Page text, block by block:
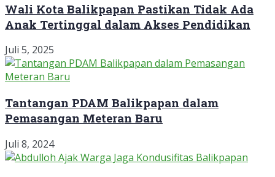
Wali Kota Balikpapan Pastikan Tidak Ada
Anak Tertinggal dalam Akses Pendidikan
Juli 5, 2025
Tantangan PDAM Balikpapan dalam
Pemasangan Meteran Baru
Juli 8, 2024